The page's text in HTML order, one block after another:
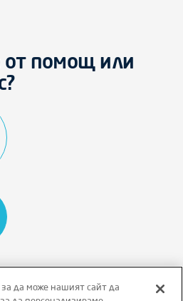
от помощ или
за да може нашият сайт да